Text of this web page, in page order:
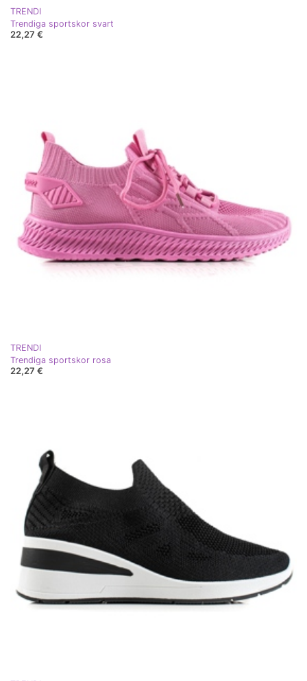
TRENDI
Trendiga sportskor svart
22,27 €
TRENDI
Trendiga sportskor rosa
22,27 €